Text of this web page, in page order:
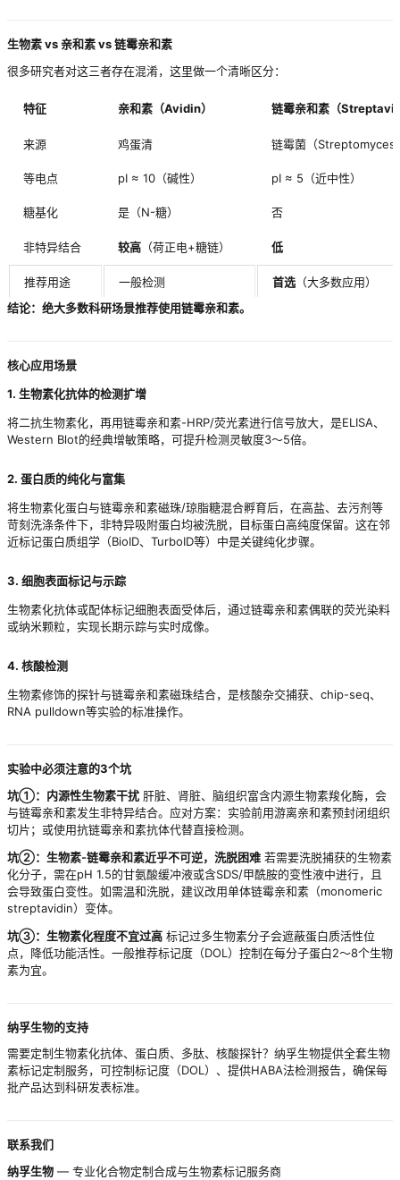
生物素 vs 亲和素 vs 链霉亲和素
很多研究者对这三者存在混淆，这里做一个清晰区分：
特征 亲和素（Avidin） 链霉亲和素（
来源 鸡蛋清 链霉菌（Streptomyces
等电点 pI ≈ 10（碱性） pI ≈ 5（近中性）
糖基化 是（N-糖） 否
非特异结合 较高 （荷正电+糖链） 低
推荐用途 一般检测 首选 （大多数应用）
结论：绝大多数科研场景推荐使用链霉亲和素。
核心应用场景
1. 生物素化抗体的检测扩增
将二抗生物素化，再用链霉亲和素-HRP/荧光素进行信号放大，是ELISA、
Western Blot的经典增敏策略，可提升检测灵敏度3～5倍。
2. 蛋白质的纯化与富集
将生物素化蛋白与链霉亲和素磁珠/琼脂糖混合孵育后，在高盐、去污剂等
苛刻洗涤条件下，非特异吸附蛋白均被洗脱，目标蛋白高纯度保留。这在邻
近标记蛋白质组学（BioID、TurboID等）中是关键纯化步骤。
3. 细胞表面标记与示踪
生物素化抗体或配体标记细胞表面受体后，通过链霉亲和素偶联的荧光染料
或纳米颗粒，实现长期示踪与实时成像。
4. 核酸检测
生物素修饰的探针与链霉亲和素磁珠结合，是核酸杂交捕获、chip-seq、
RNA pulldown等实验的标准操作。
实验中必须注意的3个坑
坑①：内源性生物素干扰 肝脏、肾脏、脑组织富含内源生物素羧化酶，会
与链霉亲和素发生非特异结合。应对方案：实验前用游离亲和素预封闭组织
切片；或使用抗链霉亲和素抗体代替直接检测。
坑②：生物素-链霉亲和素近乎不可逆，洗脱困难 若需要洗脱捕获的生物素
化分子，需在pH 1.5的甘氨酸缓冲液或含SDS/甲酰胺的变性液中进行，且
会导致蛋白变性。如需温和洗脱，建议改用单体链霉亲和素（monomeric
streptavidin）变体。
坑③：生物素化程度不宜过高 标记过多生物素分子会遮蔽蛋白质活性位
点，降低功能活性。一般推荐标记度（DOL）控制在每分子蛋白2～8个生物
素为宜。
纳孚生物的支持
需要定制生物素化抗体、蛋白质、多肽、核酸探针？纳孚生物提供全套生物
素标记定制服务，可控制标记度（DOL）、提供HABA法检测报告，确保每
批产品达到科研发表标准。
联系我们
纳孚生物 — 专业化合物定制合成与生物素标记服务商